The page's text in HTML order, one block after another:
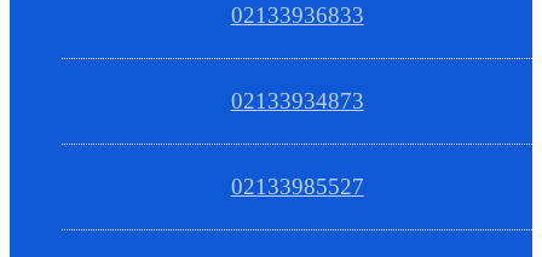
02133936833
02133934873
02133985527